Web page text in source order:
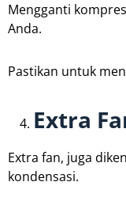
Mengganti
Anda.
Pastikan untuk
Extra
Extra fan, juga
kondensasi.